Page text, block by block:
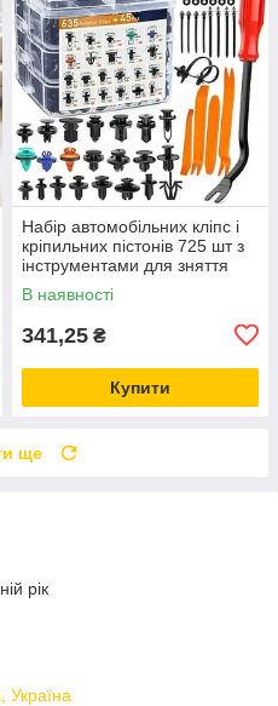
Набір автомобільних кліпс і
кріпильних пістонів 725 шт з
інструментами для зняття
обшивки в кейсі
В наявності
341,25 ₴
Купити
ще
рік